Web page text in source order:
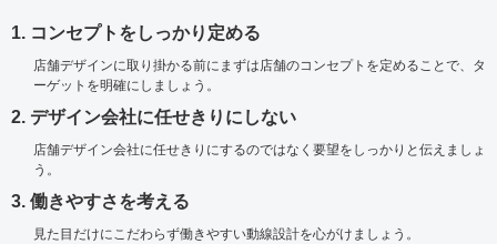
1. コンセプトをしっかり定める
店舗デザインに取り掛かる前にまずは店舗のコンセプトを定めることで、タ
ーゲットを明確にしましょう。
2. デザイン会社に任せきりにしない
店舗デザイン会社に任せきりにするのではなく要望をしっかりと伝えましょ
う。
3. 働きやすさを考える
見た目だけにこだわらず働きやすい動線設計を心がけましょう。